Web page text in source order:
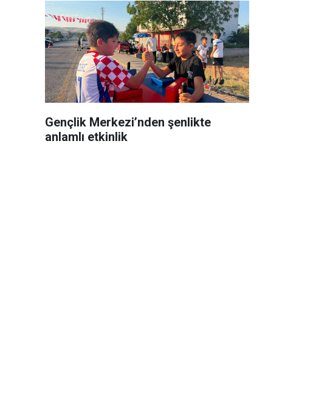
Gençlik Merkezi’nden şenlikte
anlamlı etkinlik